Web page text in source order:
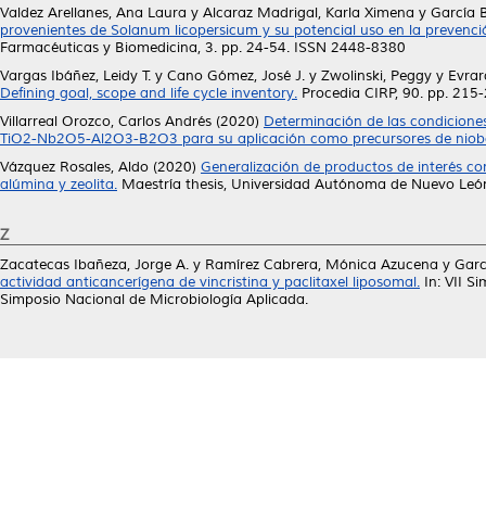
Valdez Arellanes, Ana Laura y Alcaraz Madrigal, Karla Ximena y García
provenientes de Solanum licopersicum y su potencial uso en la
Farmacéuticas y Biomedicina, 3. pp. 24-54. ISSN 2448-8380
Vargas Ibáñez, Leidy T. y Cano Gómez, José J. y Zwolinski, Peggy y
Defining goal, scope and life cycle inventory. Procedia CIRP, 90. pp.
Villarreal Orozco, Carlos Andrés (2020) Determinación de las
TiO2-Nb2O5-Al2O3-B2O3 para su aplicación como precursores de
Vázquez Rosales, Aldo (2020) Generalización de productos de interés
alúmina y zeolita. Maestría thesis, Universidad Autónoma de Nuevo
Z
Zacatecas Ibañeza, Jorge A. y Ramírez Cabrera, Mónica Azucena y
actividad anticancerígena de vincristina y paclitaxel liposomal. In: VII
Simposio Nacional de Microbiología Aplicada.